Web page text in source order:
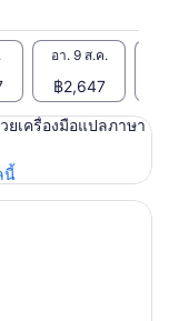
อา. 9 ส.ค.
฿2,647
ยเครื่องมือแปลภาษา
นี้